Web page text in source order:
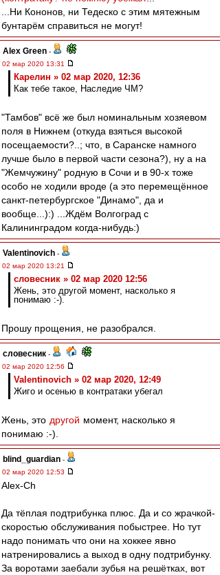
...Ни Кононов, ни Тедеско с этим мятежным
бунтарём справиться не могут!
Alex Green -
02 мар 2020 13:31
Карелин » 02 мар 2020, 12:36
Как тебе такое, Наследие ЧМ?
"Тамбов" всё же был номинальным хозяевом
поля в Нижнем (откуда взяться высокой
посещаемости?..; что, в Саранске намного
лучше было в первой части сезона?), ну а на
"Жемчужину" родную в Сочи и в 90-х тоже
особо не ходили вроде (а это перемещённое
санкт-петербургское "Динамо", да и
вообще...):) ...Ждём Волгоград с
Калининградом когда-нибудь:)
Valentinovich -
02 мар 2020 13:21
словесник » 02 мар 2020 12:56
Жень, это другой момент, насколько я
понимаю :-).
Прошу прощения, не разобрался.
словесник -
02 мар 2020 12:56
Valentinovich » 02 мар 2020, 12:49
Жиго и осенью в контратаки убегал
Жень, это другой момент, насколько я
понимаю :-).
blind_guardian -
02 мар 2020 12:53
Alex-Ch
Да тёплая подтрибунка плюс. Да и со жрачкой-
скоростью обслуживания побыстрее. Но тут
надо понимать что они на хоккее явно
натренировались а выход в одну подтрибунку.
За воротами заебали зубья на решётках, вот